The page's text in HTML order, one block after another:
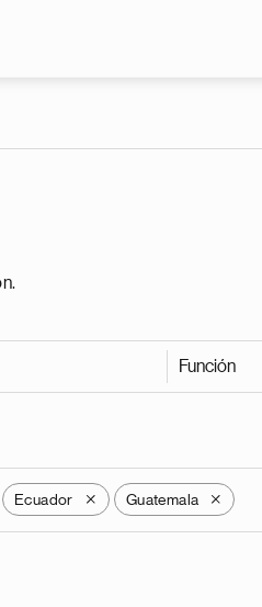
Función
Ecuador X Guatemala X